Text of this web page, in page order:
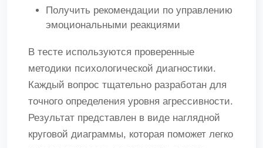
Получить рекомендации по управлению
эмоциональными реакциями
В тесте используются проверенные
методики психологической диагностики.
Каждый вопрос тщательно разработан для
точного определения уровня агрессивности.
Результат представлен в виде наглядной
круговой диаграммы, которая поможет легко